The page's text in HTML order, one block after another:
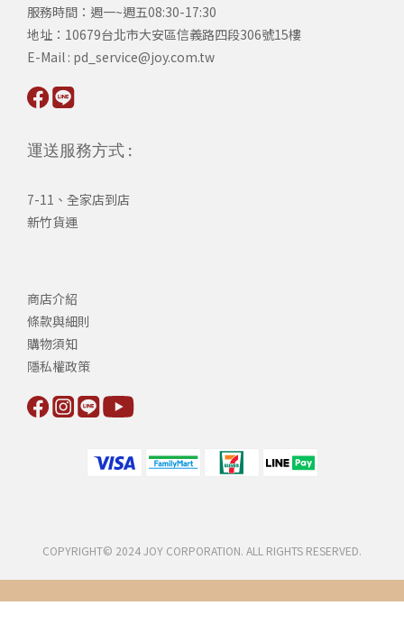
服務時間：週一~週五08:30-17:30
​地址：10679台北市大安區信義路四段306號15樓
​E-Mail : pd_service@joy.com.tw
運送服務方式 :
7-11、全家店到店
新竹貨運
商店介紹
條款與細則
購物須知
隱私權政策
COPYRIGHT© 2024 JOY CORPORATION. ALL RIGHTS RESERVED.